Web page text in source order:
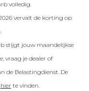
volledig.
vervalt de korting op
stijgt jouw maandelijkse
vraag je dealer of
de Belastingdienst. De
hier te vinden.